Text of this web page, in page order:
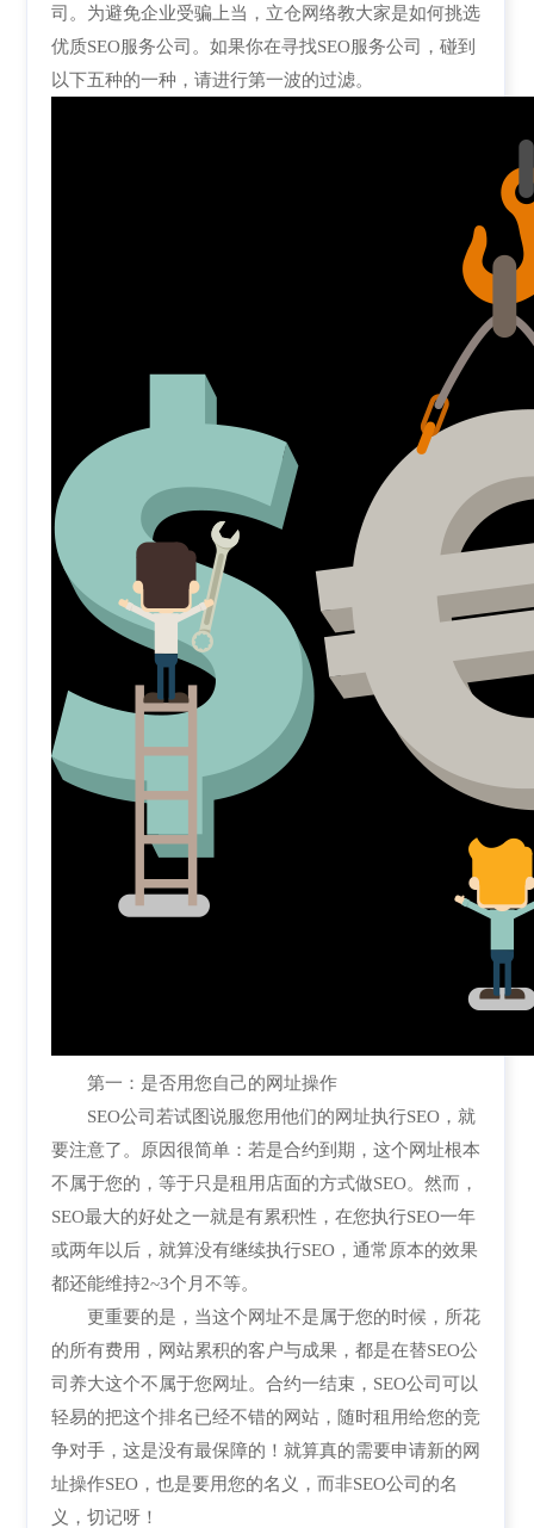
司。为避免企业受骗上当，立仓网络教大家是如何挑选
优质SEO服务公司。如果你在寻找SEO服务公司，碰到
以下五种的一种，请进行第一波的过滤。
第一：是否用您自己的网址操作
SEO公司若试图说服您用他们的网址执行SEO，就
要注意了。原因很简单：若是合约到期，这个网址根本
不属于您的，等于只是租用店面的方式做SEO。然而，
SEO最大的好处之一就是有累积性，在您执行SEO一年
或两年以后，就算没有继续执行SEO，通常原本的效果
都还能维持2~3个月不等。
更重要的是，当这个网址不是属于您的时候，所花
的所有费用，网站累积的客户与成果，都是在替SEO公
司养大这个不属于您网址。合约一结束，SEO公司可以
轻易的把这个排名已经不错的网站，随时租用给您的竞
争对手，这是没有最保障的！就算真的需要申请新的网
址操作SEO，也是要用您的名义，而非SEO公司的名
义，切记呀！